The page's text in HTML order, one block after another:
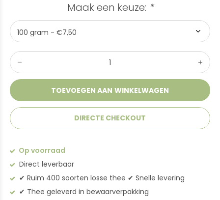
Maak een keuze: *
TOEVOEGEN AAN WINKELWAGEN
DIRECTE CHECKOUT
Op voorraad
Direct leverbaar
✔︎ Ruim 400 soorten losse thee ✔︎ Snelle levering
✔︎ Thee geleverd in bewaarverpakking